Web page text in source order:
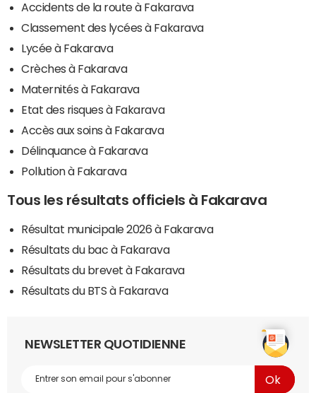
Accidents de la route à Fakarava
Classement des lycées à Fakarava
Lycée à Fakarava
Crèches à Fakarava
Maternités à Fakarava
Etat des risques à Fakarava
Accès aux soins à Fakarava
Délinquance à Fakarava
Pollution à Fakarava
Tous les résultats officiels à Fakarava
Résultat municipale 2026 à Fakarava
Résultats du bac à Fakarava
Résultats du brevet à Fakarava
Résultats du BTS à Fakarava
NEWSLETTER QUOTIDIENNE